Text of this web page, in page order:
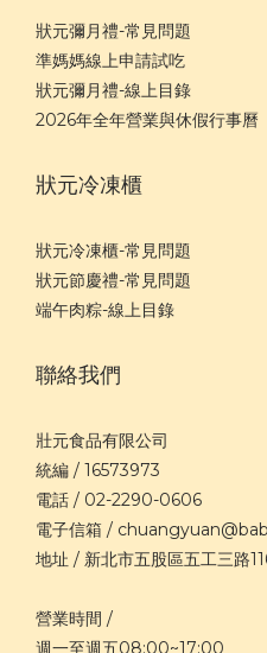
狀元彌月禮-常見問題
準媽媽線上申請試吃
狀元彌月禮-線上目錄
2026年全年營業與休假行事曆
狀元冷凍櫃
狀元冷凍櫃-常見問題
狀元節慶禮-常見問題
端午肉粽-線上目錄
聯絡我們
壯元食品有限公司
統編 / 16573973
電話 / 02-2290-0606
電子信箱 /
地址 / 新北市五股區五工三路
營業時間 /
週一至週五08:00~17:00